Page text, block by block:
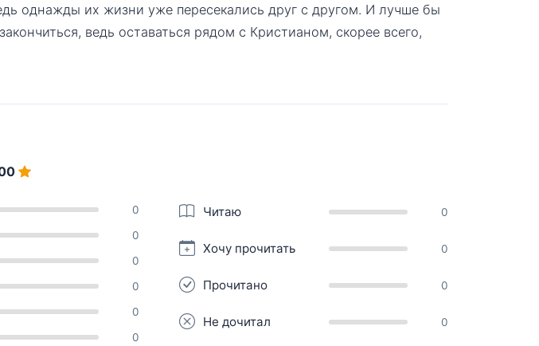
однажды их жизни уже пересекались друг с другом. И лучше бы
ведь оставаться рядом с Кристианом, скорее всего,
0
0
0
0
0
0
Читаю 0
Хочу прочитать 0
Прочитано 0
Не дочитал 0